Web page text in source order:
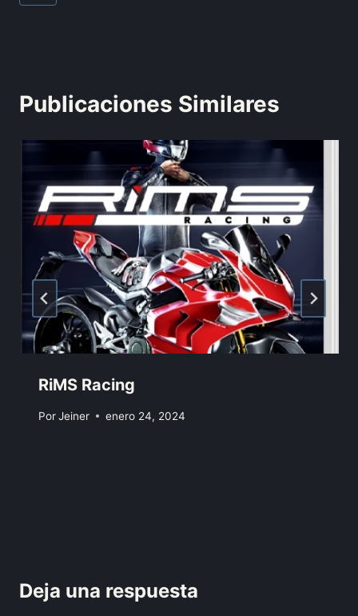
Publicaciones Similares
RiMS Racing
PorJeiner enero 24, 2024
Deja una respuesta